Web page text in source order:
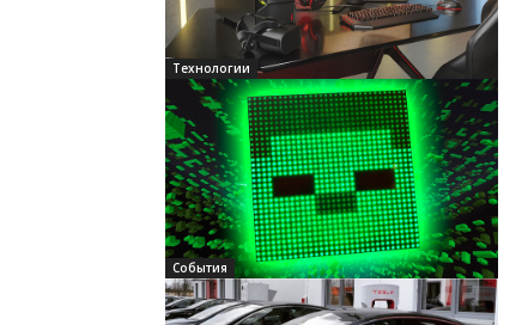
Технологии
События